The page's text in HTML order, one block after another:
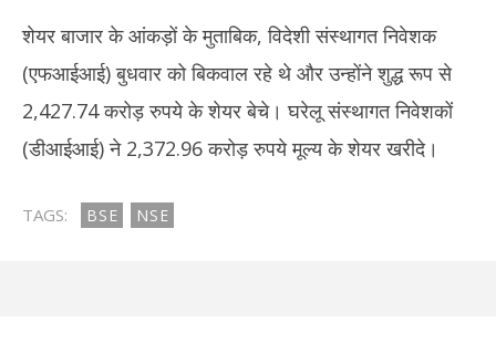
शेयर बाजार के आंकड़ों के मुताबिक, विदेशी संस्थागत निवेशक
(एफआईआई) बुधवार को बिकवाल रहे थे और उन्होंने शुद्ध रूप से
2,427.74 करोड़ रुपये के शेयर बेचे। घरेलू संस्थागत निवेशकों
(डीआईआई) ने 2,372.96 करोड़ रुपये मूल्य के शेयर खरीदे।
TAGS: BSE NSE